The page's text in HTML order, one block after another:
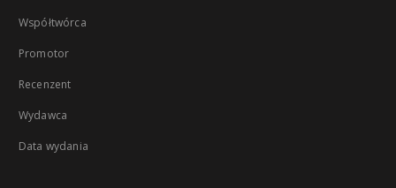
Współtwórca
Promotor
Recenzent
Wydawca
Data wydania